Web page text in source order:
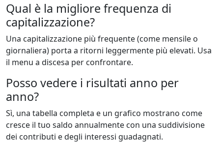
Qual è la migliore frequenza di
capitalizzazione?
Una capitalizzazione più frequente (come mensile o
giornaliera) porta a ritorni leggermente più elevati. Usa
il menu a discesa per confrontare.
Posso vedere i risultati anno per
anno?
Sì, una tabella completa e un grafico mostrano come
cresce il tuo saldo annualmente con una suddivisione
dei contributi e degli interessi guadagnati.